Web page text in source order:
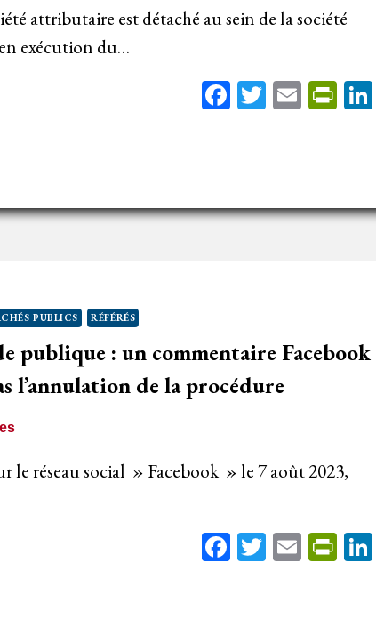
attributaire est détaché au sein de la société
exécution du…
Facebook
Twitter
Email
PUBLICS RÉFÉRÉS
publique : un commentaire Facebook
l’annulation de la procédure
le réseau social » Facebook » le 7 août 2023,
Facebook
Twitter
Email